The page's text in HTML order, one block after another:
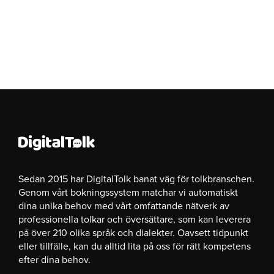
Sedan 2015 har DigitalTolk banat väg för tolkbranschen.
Genom vårt bokningssystem matchar vi automatiskt
dina unika behov med vårt omfattande nätverk av
professionella tolkar och översättare, som kan leverera
på över 210 olika språk och dialekter. Oavsett tidpunkt
eller tillfälle, kan du alltid lita på oss för rätt kompetens
efter dina behov.